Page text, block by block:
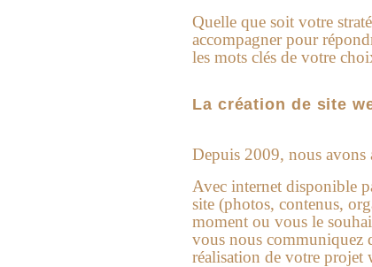
Quelle que soit votre
accompagner pour
les mots clés de votre
La création de site
Depuis 2009, nous avons
Avec internet disponible
site (photos, contenus,
moment ou vous le
vous nous communiquez
réalisation de votre projet